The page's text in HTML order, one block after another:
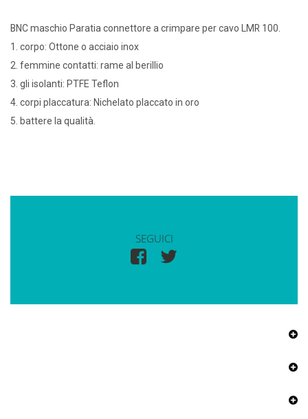
BNC maschio Paratia connettore a crimpare per cavo LMR 100.
1. corpo: Ottone o acciaio inox
2. femmine contatti: rame al berillio
3. gli isolanti: PTFE Teflon
4. corpi placcatura: Nichelato placcato in oro
5. battere la qualità.
SEGUICI